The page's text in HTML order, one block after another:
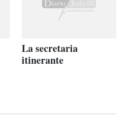
La secretaria
itinerante